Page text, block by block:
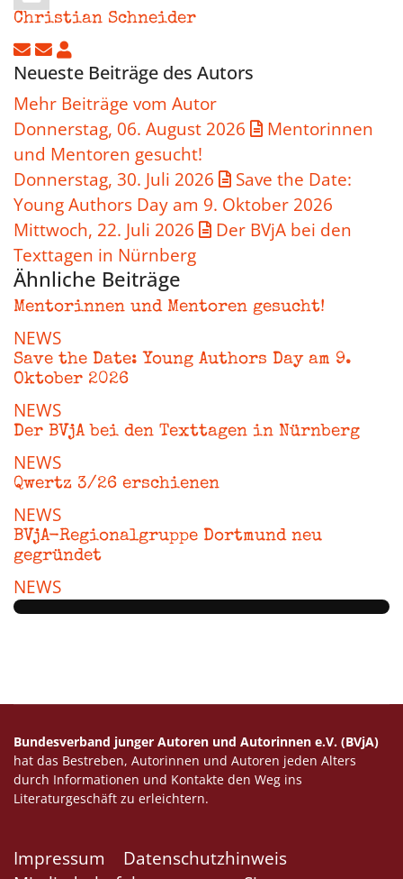
Christian Schneider
Updates abonnieren
Abo von Updates dieses Autors beenden
Christian Schneider
Neueste Beiträge des Autors
Mehr Beiträge vom Autor
Donnerstag, 06. August 2026
Mentorinnen
und Mentoren gesucht!
Donnerstag, 30. Juli 2026
Save the Date:
Young Authors Day am 9. Oktober 2026
Mittwoch, 22. Juli 2026
Der BVjA bei den
Texttagen in Nürnberg
Ähnliche Beiträge
Mentorinnen und Mentoren gesucht!
NEWS
Save the Date: Young Authors Day am 9.
Oktober 2026
NEWS
Der BVjA bei den Texttagen in Nürnberg
NEWS
Qwertz 3/26 erschienen
NEWS
BVjA-Regionalgruppe Dortmund neu
gegründet
NEWS
Bundesverband junger Autoren und Autorinnen e.V. (BVjA)
hat das Bestreben, Autorinnen und Autoren jeden Alters
durch Informationen und Kontakte den Weg ins
Literaturgeschäft zu erleichtern.
Impressum
Datenschutzhinweis